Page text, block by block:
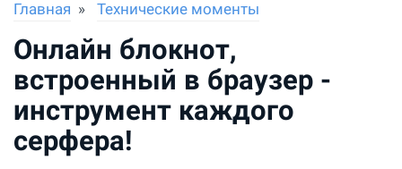
Главная Технические моменты
Онлайн блокнот,
встроенный в браузер -
инструмент каждого
серфера!